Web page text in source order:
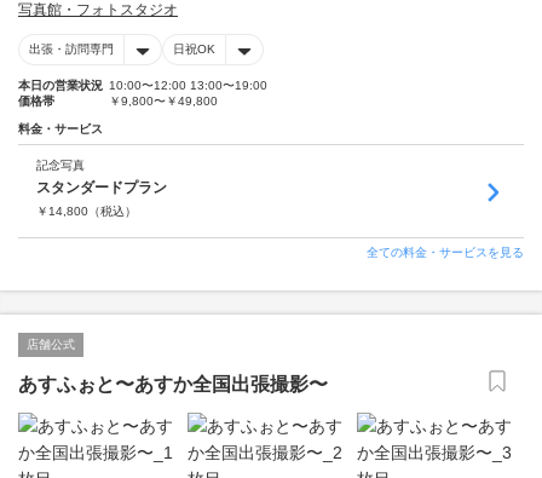
写真館・フォトスタジオ
出張・訪問専門 日祝OK
本日の営業状況 10:00〜12:00 13:00〜19:00
価格帯
￥9,800〜￥49,800
料金・サービス
記念写真
スタンダードプラン
￥ 14,800 （税込）
全ての料金・サービスを見る
店舗公式
あすふぉと〜あすか全国出張撮影〜